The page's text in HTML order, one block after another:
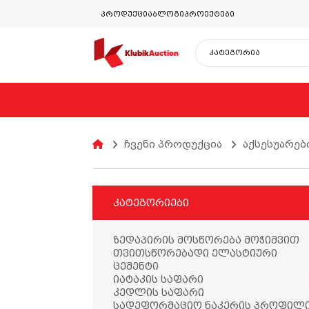
პროდუქციაბლოგიპროექტები
KlubikAuction
ჩვენი პროდუქცია
კატეგორიები
ზედაპირის მოსწორება მოჭიმვით
თვითსწორებადი ელასტიური
ცემენტი
იატაკის საფარი
ვინილის იატაკი
კედლის საფარი
სადეფორმაციო ნაკერის